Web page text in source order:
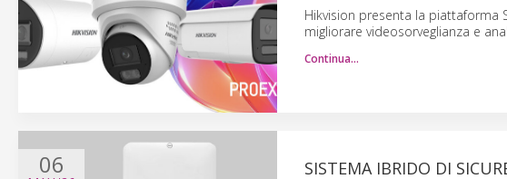
Hikvision presenta la piattaforma
migliorare videosorveglianza e
Continua…
06 SISTEMA IBRIDO DI